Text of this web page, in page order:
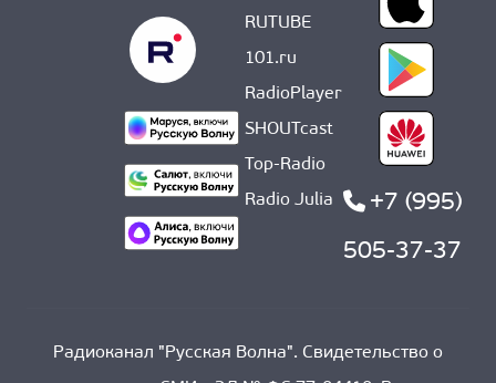
RUTUBE
101.ru
RadioPlayer
SHOUTcast
Top-Radio
Radio Julia
+7 (995)
505-37-37
Радиоканал "Русская Волна". Свидетельство о